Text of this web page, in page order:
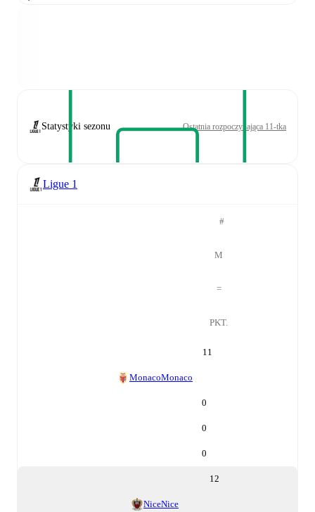
Statystyki sezonu Ostatnia rozpoczynająca 11-tka
Ligue 1
#
M
=
PKT.
11
MonacoMonaco
0
0
0
12
NiceNice